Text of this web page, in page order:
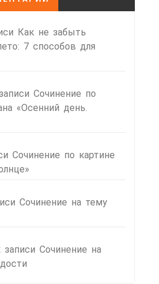
Как не забыть
7 способов для
Сочинение по
«Осенний день.
Сочинение по картине
Сочинение на тему
Сочинение на